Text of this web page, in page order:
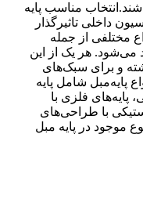
مناسب پایه
داخلی تاثیرگذار
مختلفی از جمله
می‌شود. هر یک از این
و برای سبک‌های
پایه‌مبل شامل پایه
پایه‌های فلزی با
با طراحی‌های
موجود در پایه مبل